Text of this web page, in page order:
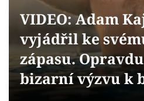
Videa
Sledujte prima+
VIDEO: Adam
vyjádřil ke
zápasu.
bizarní výzvu k